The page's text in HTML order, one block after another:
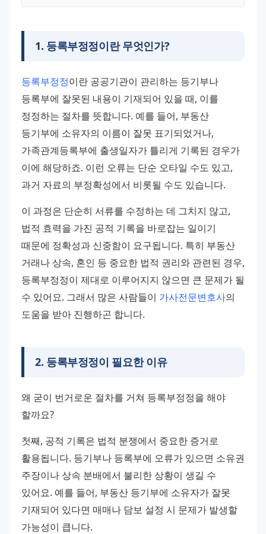
1. 등록부정정이란 무엇인가?
등록부정정이란 공공기관이 관리하는 등기부나
등록부에 잘못된 내용이 기재되어 있을 때, 이를
정정하는 절차를 뜻합니다. 예를 들어, 부동산
등기부에 소유자의 이름이 잘못 표기되었거나,
가족관계등록부에 출생일자가 틀리게 기록된 경우가
이에 해당하죠. 이런 오류는 단순 오타일 수도 있고,
과거 자료의 부정확성에서 비롯될 수도 있습니다.
이 과정은 단순히 서류를 수정하는 데 그치지 않고,
법적 효력을 가진 공적 기록을 바로잡는 일이기
때문에 정확성과 신중함이 요구됩니다. 특히 부동산
거래나 상속, 혼인 등 중요한 법적 권리와 관련된 경우,
등록부정정이 제대로 이루어지지 않으면 큰 문제가 될
수 있어요. 그래서 많은 사람들이 가사전문변호사의
도움을 받아 진행하곤 합니다.
2. 등록부정정이 필요한 이유
왜 굳이 번거로운 절차를 거쳐 등록부정정을 해야
할까요?
첫째, 공적 기록은 법적 분쟁에서 중요한 증거로
활용됩니다. 등기부나 등록부에 오류가 있으면 소유권
주장이나 상속 분배에서 불리한 상황이 생길 수
있어요. 예를 들어, 부동산 등기부에 소유자가 잘못
기재되어 있다면 매매나 담보 설정 시 문제가 발생할
가능성이 큽니다.